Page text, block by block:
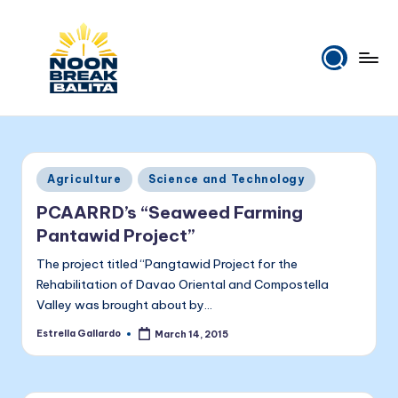
o
n
B
e
a
k
tuwing
tanghali.
Posted
in
Agriculture Science and Technology
PCAARRD’s “Seaweed Farming
Pantawid Project”
The project titled “Pangtawid Project for the
Rehabilitation of Davao Oriental and Compostella
Valley was brought about by…
Posted
Estrella Gallardo March 14, 2015